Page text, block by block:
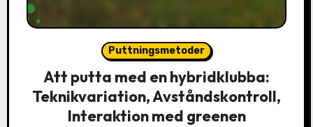
Puttningsmetoder
Att putta med en hybridklubba:
Teknikvariation, Avståndskontroll,
Interaktion med greenen